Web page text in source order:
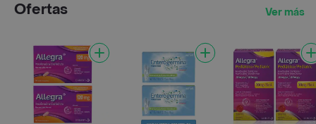
Ofertas Ver más